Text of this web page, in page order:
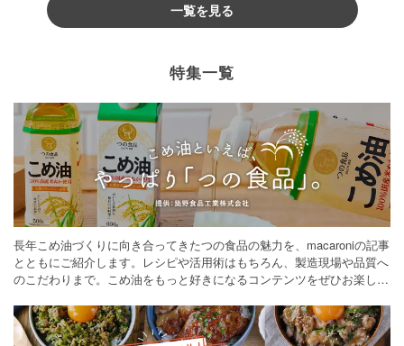
一覧を見る
特集一覧
長年こめ油づくりに向き合ってきたつの食品の魅力を、macaroniの記事
とともにご紹介します。レシピや活用術はもちろん、製造現場や品質へ
のこだわりまで。こめ油をもっと好きになるコンテンツをぜひお楽しみ